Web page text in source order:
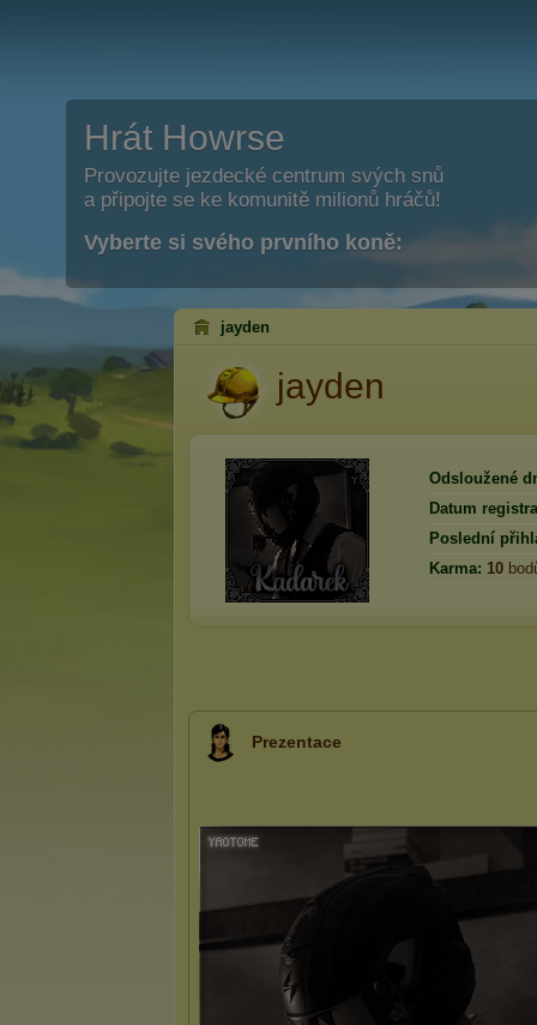
Hrát Howrse
Provozujte jezdecké centrum svých snů
a připojte se ke komunitě milionů hráčů!
Vyberte si svého prvního koně:
jayden
jayden
Odsloužené
Datum
Poslední
Karma: 10
Prezentace